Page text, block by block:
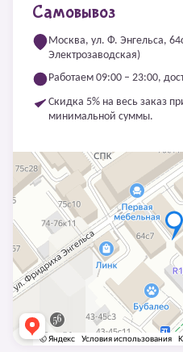
Самовывоз
Москва, ул. Ф. Энгельса,
Электрозаводская)
Работаем 09:00 – 23:00,
Скидка 5% на весь заказ
минимальной суммы.